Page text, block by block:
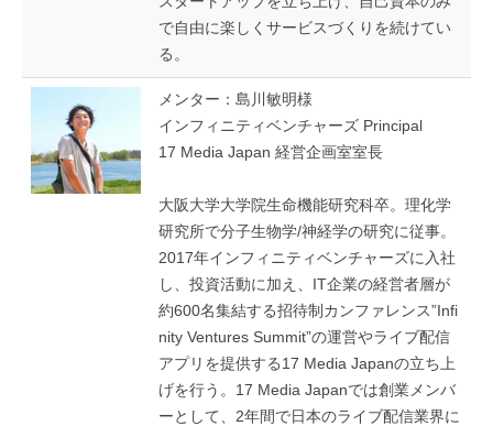
で自由に楽しくサービスづくりを続けてい
る。
メンター：島川敏明様
インフィニティベンチャーズ Principal
17 Media Japan 経営企画室室長
大阪大学大学院生命機能研究科卒。理化学
研究所で分子生物学/神経学の研究に従事。
2017年インフィニティベンチャーズに入社
し、投資活動に加え、IT企業の経営者層が
約600名集結する招待制カンファレンス”Infi
nity Ventures Summit”の運営やライブ配信
アプリを提供する17 Media Japanの立ち上
げを行う。17 Media Japanでは創業メンバ
ーとして、2年間で日本のライブ配信業界に